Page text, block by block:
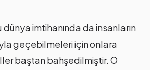
imtihanında da insanların
geçebilmeleri için onlara
baştan bahşedilmiştir. O